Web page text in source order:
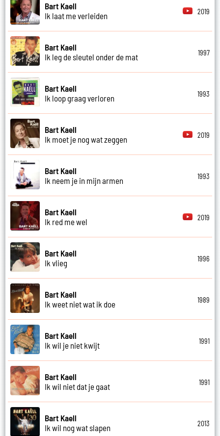
Bart Kaell
Ik laat me verleiden
2019
Bart Kaell
Ik leg de sleutel onder de mat
1997
Bart Kaell
Ik loop graag verloren
1993
Bart Kaell
Ik moet je nog wat zeggen
2019
Bart Kaell
Ik neem je in mijn armen
1993
Bart Kaell
Ik red me wel
2019
Bart Kaell
Ik vlieg
1996
Bart Kaell
Ik weet niet wat ik doe
1989
Bart Kaell
Ik wil je niet kwijt
1991
Bart Kaell
Ik wil niet dat je gaat
1991
Bart Kaell
Ik wil nog wat slapen
2013